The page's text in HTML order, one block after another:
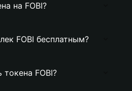
на FOBI?
FOBI бесплатным?
FOBI?